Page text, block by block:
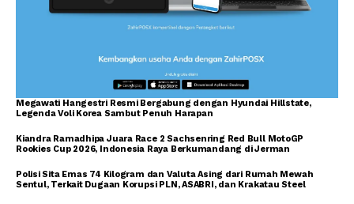
Megawati Hangestri Resmi Bergabung dengan Hyundai Hillstate,
Legenda Voli Korea Sambut Penuh Harapan
Kiandra Ramadhipa Juara Race 2 Sachsenring Red Bull MotoGP
Rookies Cup 2026, Indonesia Raya Berkumandang di Jerman
Polisi Sita Emas 74 Kilogram dan Valuta Asing dari Rumah Mewah
Sentul, Terkait Dugaan Korupsi PLN, ASABRI, dan Krakatau Steel